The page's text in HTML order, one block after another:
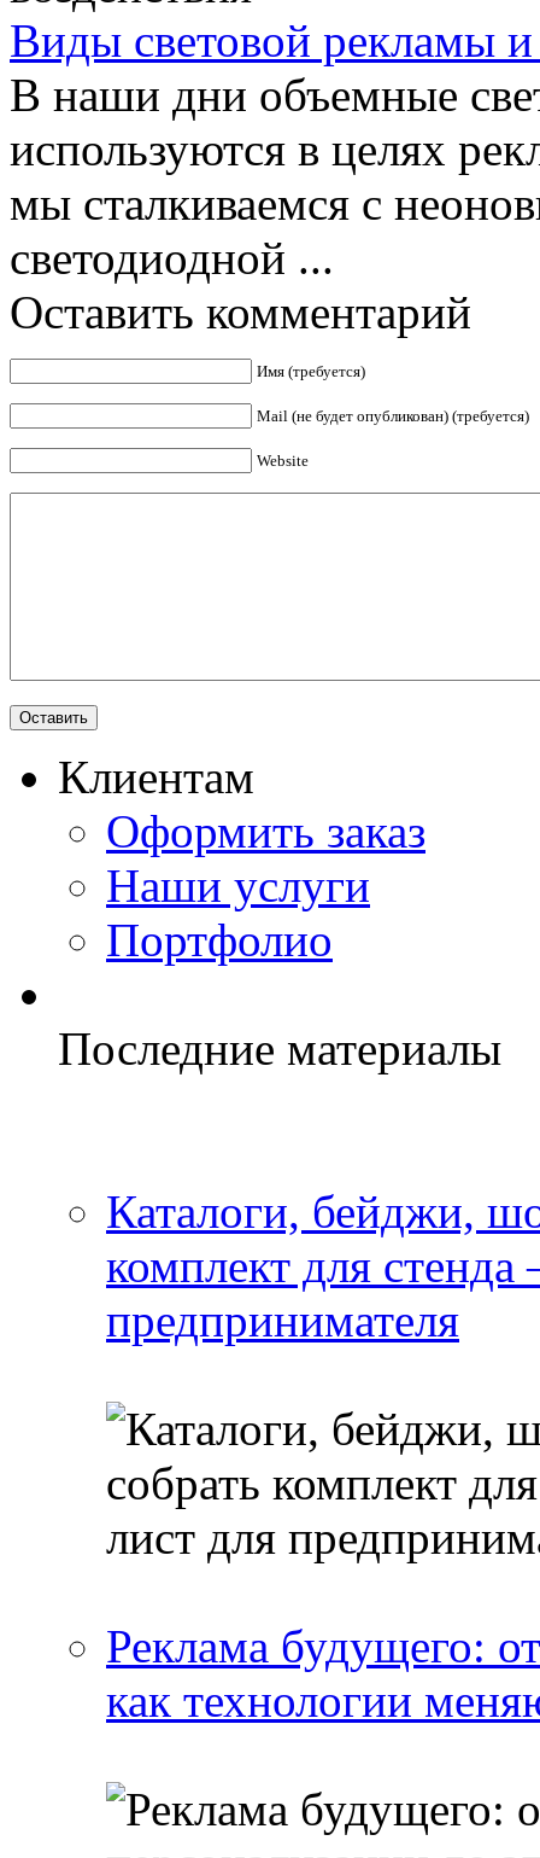
Виды световой рекламы и
В наши дни объемные
используются в целях
мы сталкиваемся с
светодиодной ...
Оставить комментарий
Имя (требуется)
Mail (не будет опубликован) (требуется)
Website
Клиентам
Оформить заказ
Наши услуги
Портфолио
Последние материалы
Каталоги, бейджи,
комплект для
предпринимателя
Реклама будущего:
как технологии